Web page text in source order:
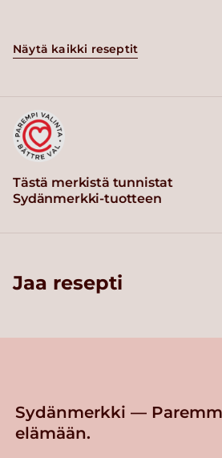
Näytä kaikki reseptit
Tästä merkistä tunnistat
Sydänmerkki-tuotteen
Jaa resepti
Sydänmerkki —
elämään.